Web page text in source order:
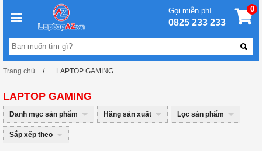
Gọi miễn phí
0825 233 233
0
Trang chủ LAPTOP GAMING
LAPTOP GAMING
Danh mục sản phẩm Hãng sản xuất Lọc sản phẩm
Sắp xếp theo